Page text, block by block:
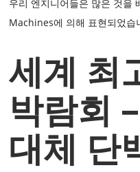
우리 엔지니어들은 많은 것을
Machines에 의해 표현되었습
세계 최
박람회
대체 단